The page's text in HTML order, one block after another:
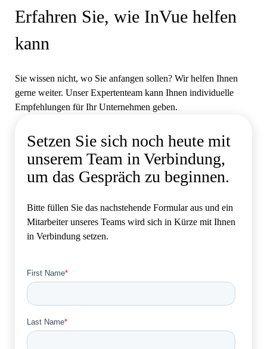
Erfahren Sie, wie InVue helfen
kann
Sie wissen nicht, wo Sie anfangen sollen? Wir helfen Ihnen
gerne weiter. Unser Expertenteam kann Ihnen individuelle
Empfehlungen für Ihr Unternehmen geben.
Setzen Sie sich noch heute mit
unserem Team in Verbindung,
um das Gespräch zu beginnen.
Bitte füllen Sie das nachstehende Formular aus und ein
Mitarbeiter unseres Teams wird sich in Kürze mit Ihnen
in Verbindung setzen.